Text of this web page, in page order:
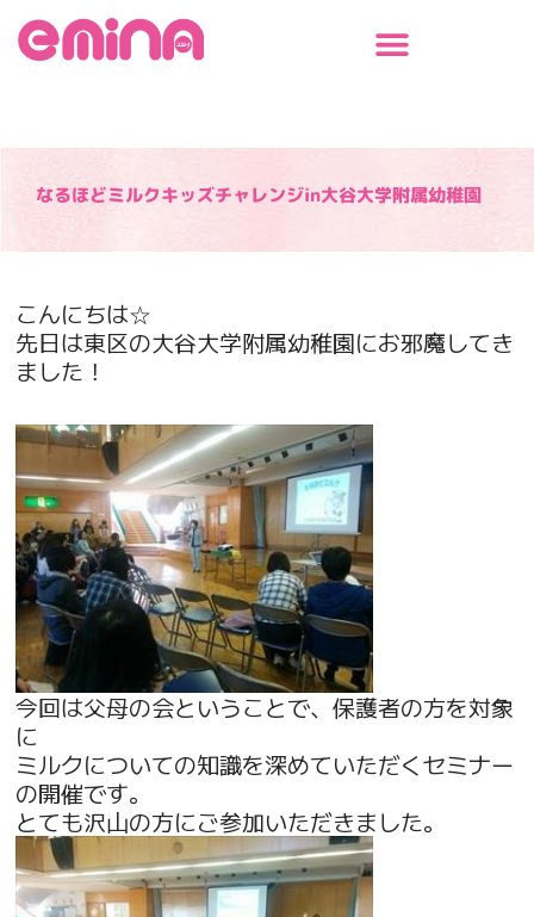
なるほどミルクキッズチャレンジin大谷大学附属幼稚園
こんにちは☆
先日は東区の大谷大学附属幼稚園にお邪魔してき
ました！
今回は父母の会ということで、保護者の方を対象
に
ミルクについての知識を深めていただくセミナー
の開催です。
とても沢山の方にご参加いただきました。